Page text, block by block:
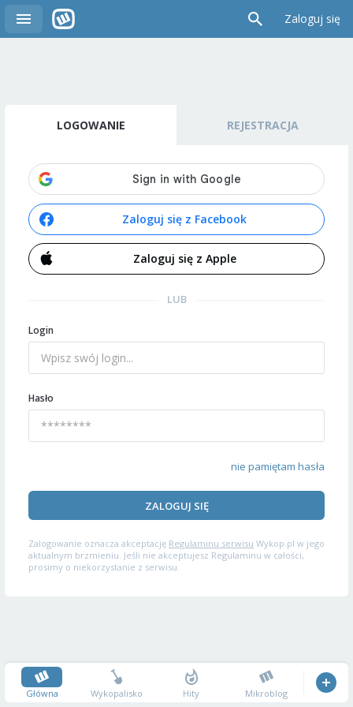
Zaloguj się
LOGOWANIE REJESTRACJA
Zaloguj się z Facebook
Zaloguj się z Apple
LUB
Login
Hasło
nie pamiętam hasła
ZALOGUJ SIĘ
Zalogowanie oznacza akceptację Regulaminu serwisu Wykop.pl w jego
aktualnym brzmieniu. Jeśli nie akceptujesz Regulaminu w całości,
prosimy o niekorzystanie z serwisu.
Główna Wykopalisko Hity Mikroblog